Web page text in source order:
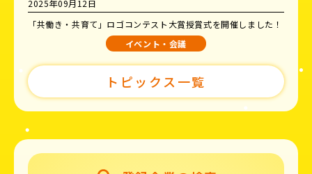
2025年09月12日
「共働き・共育て」ロゴコンテスト大賞授賞式を開催しました！
イベント・会議
トピックス一覧